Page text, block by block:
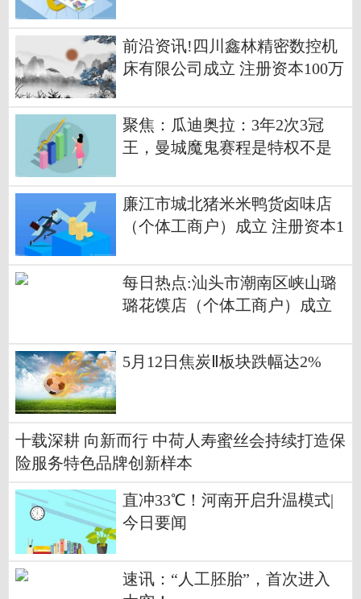
前沿资讯!四川鑫林精密数控机
床有限公司成立 注册资本100万
聚焦：瓜迪奥拉：3年2次3冠
王，曼城魔鬼赛程是特权不是
廉江市城北猪米米鸭货卤味店
（个体工商户）成立 注册资本1
每日热点:汕头市潮南区峡山璐
璐花馍店（个体工商户）成立
5月12日焦炭Ⅱ板块跌幅达2%
十载深耕 向新而行 中荷人寿蜜丝会持续打造保
险服务特色品牌创新样本
直冲33℃！河南开启升温模式|
今日要闻
速讯：“人工胚胎”，首次进入